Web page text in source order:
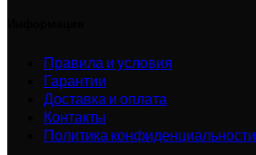
Правила и условия
Гарантии
Доставка и оплата
Контакты
Политика конфиденциальности